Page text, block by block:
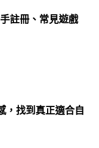
註冊、常見遊戲
，找到真正適合自